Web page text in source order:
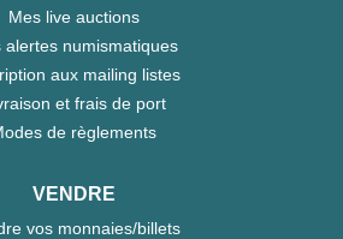
Mes live auctions
alertes numismatiques
aux mailing listes
et frais de port
de règlements
VENDRE
vos monnaies/billets